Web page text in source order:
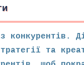
конкурентів.
та